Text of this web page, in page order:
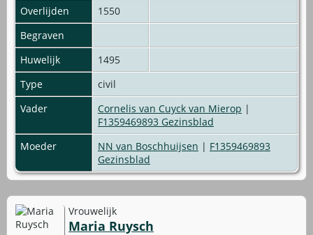
Overlijden
1550
Begraven
Huwelijk
1495
Type
civil
Vader
Cornelis van Cuyck van Mierop |
F1359469893 Gezinsblad
Moeder
NN van Boschhuijsen | F1359469893
Gezinsblad
Vrouwelijk
Maria Ruysch